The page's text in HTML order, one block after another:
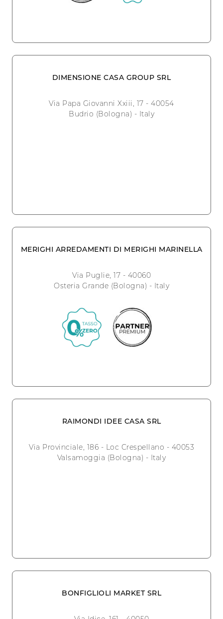
DIMENSIONE CASA GROUP SRL
Via Papa Giovanni Xxiii, 17 - 40054
Budrio (Bologna) - Italy
MERIGHI ARREDAMENTI DI MERIGHI MARINELLA
Via Puglie, 17 - 40060
Osteria Grande (Bologna) - Italy
RAIMONDI IDEE CASA SRL
Via Provinciale, 186 - Loc Crespellano - 40053
Valsamoggia (Bologna) - Italy
BONFIGLIOLI MARKET SRL